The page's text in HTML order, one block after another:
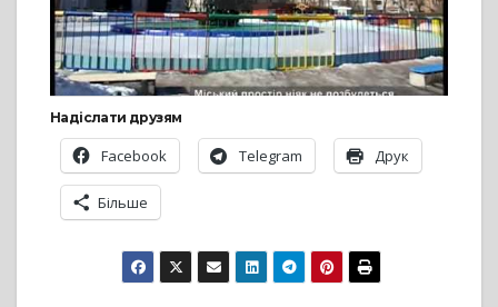
Надіслати друзям
Facebook Telegram Друк
Більше